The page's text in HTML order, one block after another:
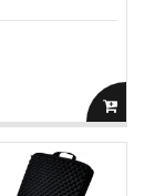
adauga